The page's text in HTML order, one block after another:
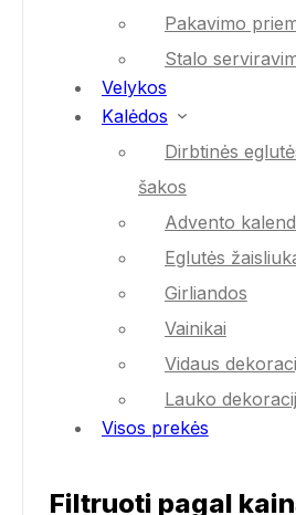
Pakavimo
Stalo
Velykos
Kalėdos
Dirbtinės
šakos
Advento
Eglutės
Girliandos
Vainikai
Vidaus
Lauko
Visos prekės
Filtruoti pagal